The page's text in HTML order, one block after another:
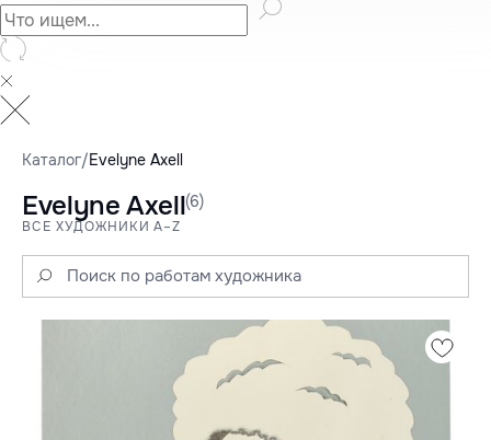
Каталог/Evelyne Axell
Evelyne Axell(6)
ВСЕ ХУДОЖНИКИ A–Z